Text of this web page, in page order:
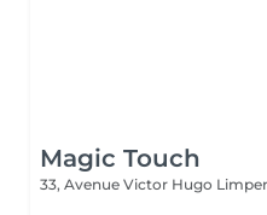
Magic Touch
33, Avenue Victor Hugo